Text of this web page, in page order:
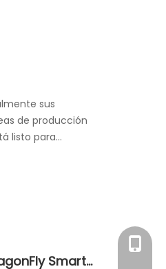
sus
de producción
listo para
Impulsando un diseño galardonado: ¡Felicitaciones a DragonFly Smart Lighting por su premio australiano al buen diseño 2025!
+86-